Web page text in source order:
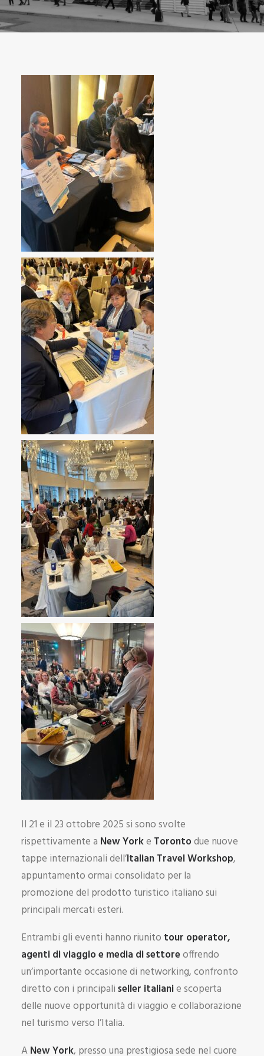
Il 21 e il 23 ottobre 2025 si sono svolte
rispettivamente a New Yorke Torontodue nuove
tappe internazionali dell’Italian Travel Workshop,
appuntamento ormai consolidato per la
promozione del prodotto turistico italiano sui
principali mercati esteri.
Entrambi gli eventi hanno riunito tour operator,
agenti di viaggio e media di settoreoffrendo
un’importante occasione di networking, confronto
diretto con i principaliseller italianie scoperta
delle nuove opportunità di viaggio e collaborazione
nel turismo verso l’Italia.
ANew York, presso una prestigiosa sede nel cuore